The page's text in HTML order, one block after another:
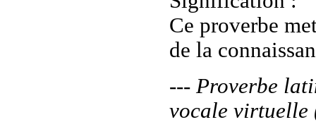
Ce proverbe
de la
--- Proverbe
vocale virtuelle